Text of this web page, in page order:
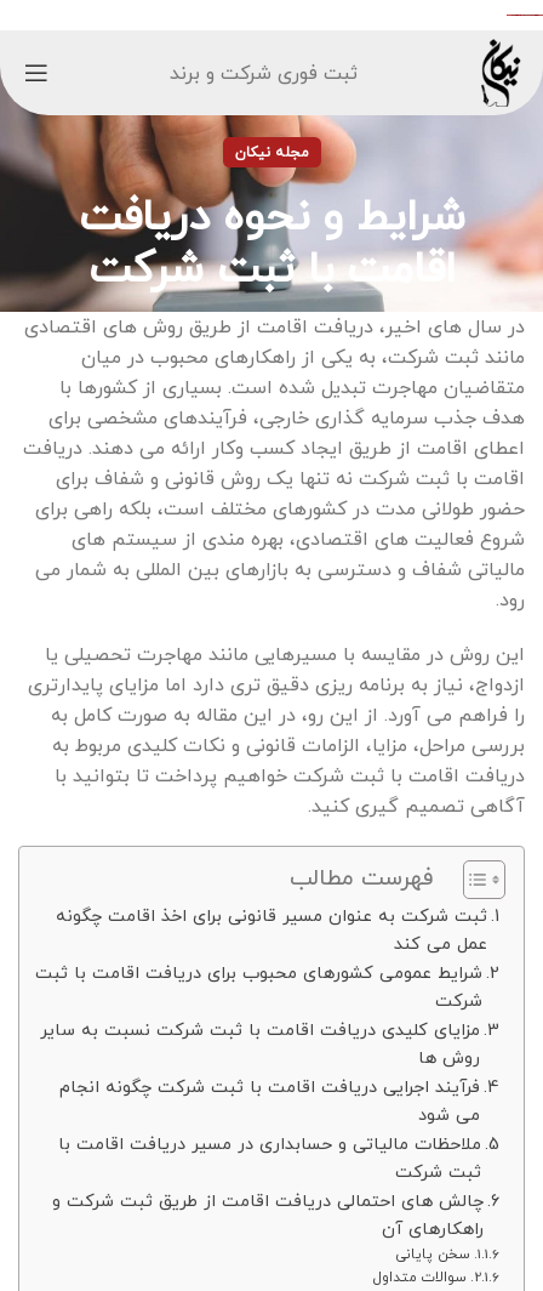
ثبت فوری شرکت و برند
مجله نیکان
شرایط و نحوه دریافت
اقامت با ثبت شرکت
در سال های اخیر، دریافت اقامت از طریق روش های اقتصادی
مانند ثبت شرکت، به یکی از راهکارهای محبوب در میان
متقاضیان مهاجرت تبدیل شده است. بسیاری از کشورها با
هدف جذب سرمایه گذاری خارجی، فرآیندهای مشخصی برای
اعطای اقامت از طریق ایجاد کسب وکار ارائه می دهند. دریافت
اقامت با ثبت شرکت نه تنها یک روش قانونی و شفاف برای
حضور طولانی مدت در کشورهای مختلف است، بلکه راهی برای
شروع فعالیت های اقتصادی، بهره مندی از سیستم های
مالیاتی شفاف و دسترسی به بازارهای بین المللی به شمار می
رود.
این روش در مقایسه با مسیرهایی مانند مهاجرت تحصیلی یا
ازدواج، نیاز به برنامه ریزی دقیق تری دارد اما مزایای پایدارتری
را فراهم می آورد. از این رو، در این مقاله به صورت کامل به
بررسی مراحل، مزایا، الزامات قانونی و نکات کلیدی مربوط به
دریافت اقامت با ثبت شرکت خواهیم پرداخت تا بتوانید با
آگاهی تصمیم گیری کنید.
فهرست مطالب
ثبت شرکت به عنوان مسیر قانونی برای اخذ اقامت چگونه
عمل می کند
شرایط عمومی کشورهای محبوب برای دریافت اقامت با ثبت
شرکت
مزایای کلیدی دریافت اقامت با ثبت شرکت نسبت به سایر
روش ها
فرآیند اجرایی دریافت اقامت با ثبت شرکت چگونه انجام
می شود
ملاحظات مالیاتی و حسابداری در مسیر دریافت اقامت با
ثبت شرکت
چالش های احتمالی دریافت اقامت از طریق ثبت شرکت و
راهکارهای آن
سخن پایانی
سوالات متداول